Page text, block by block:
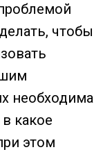
чтобы
необходима
какое
этом